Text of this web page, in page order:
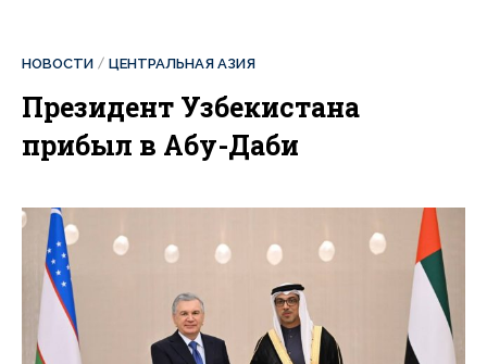
НОВОСТИ ЦЕНТРАЛЬНАЯ АЗИЯ
Президент Узбекистана
прибыл в Абу-Даби